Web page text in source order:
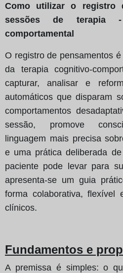
Como utilizar o registro
sessões de terapia
comportamental
O registro de pensamentos
da terapia cognitivo-
capturar, analisar e
automáticos que disparam
comportamentos
sessão, promove
linguagem mais precisa
e uma prática deliberada
paciente pode levar para
apresenta-se um guia
forma colaborativa, flexível
clínicos.
Fundamentos e
A premissa é simples: o